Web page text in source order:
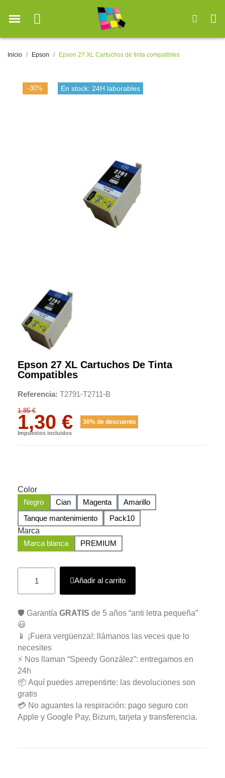
Inicio Epson Epson 27 XL Cartuchos de tinta compatibles
-30% En stock: 24H laborables
Epson 27 XL Cartuchos De Tinta
Compatibles
Referencia T2791-T2711-B
1,85 €
1,30 € 30% de descuento
Impuestos incluidos
Color
Negro
Cian Magenta
Amarillo
Tanque mantenimiento
Pack10
Marca
Marca blanca
PREMIUM
Añadir al carrito
🛡️ Garantía GRATIS de 5 años “anti letra pequeña”
😃
📱 ¡Fuera vergüenza!: llámanos las veces que lo
necesites
⚡ Nos llaman “Speedy González”: entregamos en
24h
📦 Aquí puedes arrepentirte: las devoluciones son
gratis
💳 No aguantes la respiración: pago seguro con
Apple y Google Pay, Bizum, tarjeta y transferencia.